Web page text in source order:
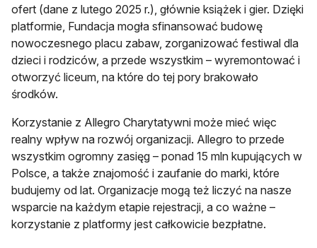
ofert (dane z lutego 2025 r.), głównie książek i gier. Dzięki
platformie, Fundacja mogła sfinansować budowę
nowoczesnego placu zabaw, zorganizować festiwal dla
dzieci i rodziców, a przede wszystkim – wyremontować i
otworzyć liceum, na które do tej pory brakowało
środków.
Korzystanie z Allegro Charytatywni może mieć więc
realny wpływ na rozwój organizacji. Allegro to przede
wszystkim ogromny zasięg – ponad 15 mln kupujących w
Polsce, a także znajomość i zaufanie do marki, które
budujemy od lat. Organizacje mogą też liczyć na nasze
wsparcie na każdym etapie rejestracji, a co ważne –
korzystanie z platformy jest całkowicie bezpłatne.